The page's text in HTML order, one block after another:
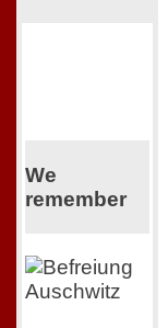
We
remember